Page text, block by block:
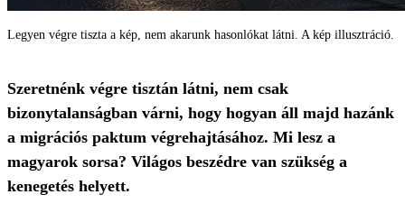
Legyen végre tiszta a kép, nem akarunk hasonlókat látni. A kép illusztráció.
Szeretnénk végre tisztán látni, nem csak
bizonytalanságban várni, hogy hogyan áll majd hazánk
a migrációs paktum végrehajtásához. Mi lesz a
magyarok sorsa? Világos beszédre van szükség a
kenegetés helyett.